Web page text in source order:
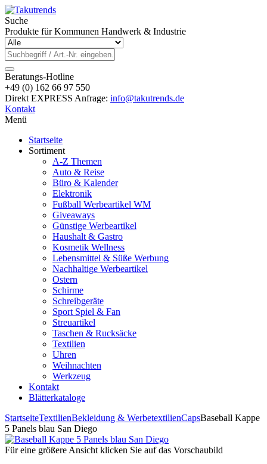
Suche
Produkte für Kommunen Handwerk & Industrie
Beratungs-Hotline
+49 (0) 162 66 97 550
Direkt EXPRESS Anfrage: info@takutrends.de
Kontakt
Menü
Startseite
Sortiment
A-Z Themen
Auto & Reise
Büro & Kalender
Elektronik
Fußball Werbeartikel WM
Giveaways
Günstige Werbeartikel
Haushalt & Gastro
Kosmetik Wellness
Lebensmittel & Süße Werbung
Nachhaltige Werbeartikel
Ostern
Schirme
Schreibgeräte
Sport Spiel & Fan
Streuartikel
Taschen & Rucksäcke
Textilien
Uhren
Weihnachten
Werkzeug
Kontakt
Blätterkataloge
StartseiteTextilienBekleidung & WerbetextilienCapsBaseball Kappe
5 Panels blau San Diego
Für eine größere Ansicht klicken Sie auf das Vorschaubild